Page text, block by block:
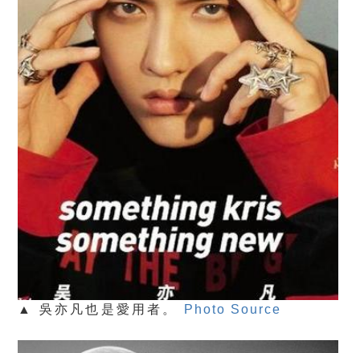
▲ 吳亦凡也是愛用者。 Photo Source